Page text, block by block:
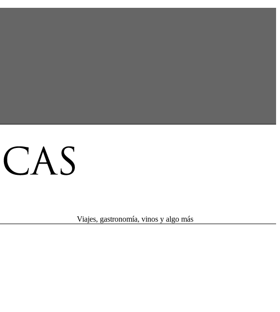
Viajes, gastronomía, vinos y algo más